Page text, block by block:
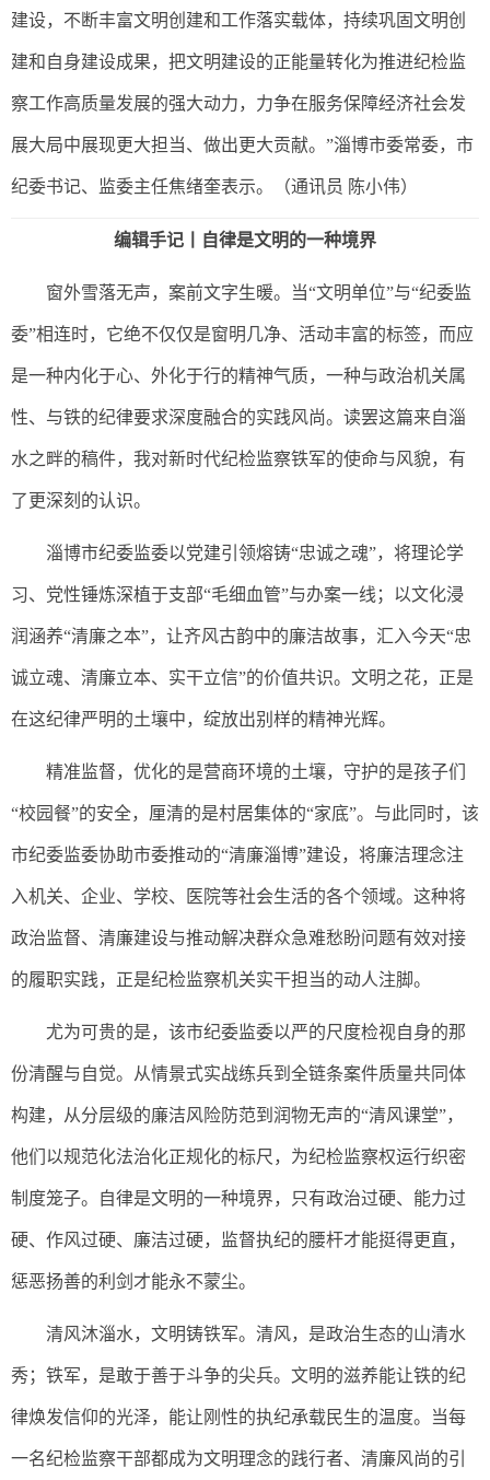
建设，不断丰富文明创建和工作落实载体，持续巩固文明创
建和自身建设成果，把文明建设的正能量转化为推进纪检监
察工作高质量发展的强大动力，力争在服务保障经济社会发
展大局中展现更大担当、做出更大贡献。”淄博市委常委，市
纪委书记、监委主任焦绪奎表示。（通讯员 陈小伟）
编辑手记丨 自律是文明的一种境界
窗外雪落无声，案前文字生暖。当“文明单位”与“纪委监
委”相连时，它绝不仅仅是窗明几净、活动丰富的标签，而应
是一种内化于心、外化于行的精神气质，一种与政治机关属
性、与铁的纪律要求深度融合的实践风尚。读罢这篇来自淄
水之畔的稿件，我对新时代纪检监察铁军的使命与风貌，有
了更深刻的认识。
淄博市纪委监委以党建引领熔铸“忠诚之魂”，将理论学
习、党性锤炼深植于支部“毛细血管”与办案一线；以文化浸
润涵养“清廉之本”，让齐风古韵中的廉洁故事，汇入今天“忠
诚立魂、清廉立本、实干立信”的价值共识。文明之花，正是
在这纪律严明的土壤中，绽放出别样的精神光辉。
精准监督，优化的是营商环境的土壤，守护的是孩子们
“校园餐”的安全，厘清的是村居集体的“家底”。与此同时，该
市纪委监委协助市委推动的“清廉淄博”建设，将廉洁理念注
入机关、企业、学校、医院等社会生活的各个领域。这种将
政治监督、清廉建设与推动解决群众急难愁盼问题有效对接
的履职实践，正是纪检监察机关实干担当的动人注脚。
尤为可贵的是，该市纪委监委以严的尺度检视自身的那
份清醒与自觉。从情景式实战练兵到全链条案件质量共同体
构建，从分层级的廉洁风险防范到润物无声的“清风课堂”，
他们以规范化法治化正规化的标尺，为纪检监察权运行织密
制度笼子。自律是文明的一种境界，只有政治过硬、能力过
硬、作风过硬、廉洁过硬，监督执纪的腰杆才能挺得更直，
惩恶扬善的利剑才能永不蒙尘。
清风沐淄水，文明铸铁军。清风，是政治生态的山清水
秀；铁军，是敢于善于斗争的尖兵。文明的滋养能让铁的纪
律焕发信仰的光泽，能让刚性的执纪承载民生的温度。当每
一名纪检监察干部都成为文明理念的践行者、清廉风尚的引